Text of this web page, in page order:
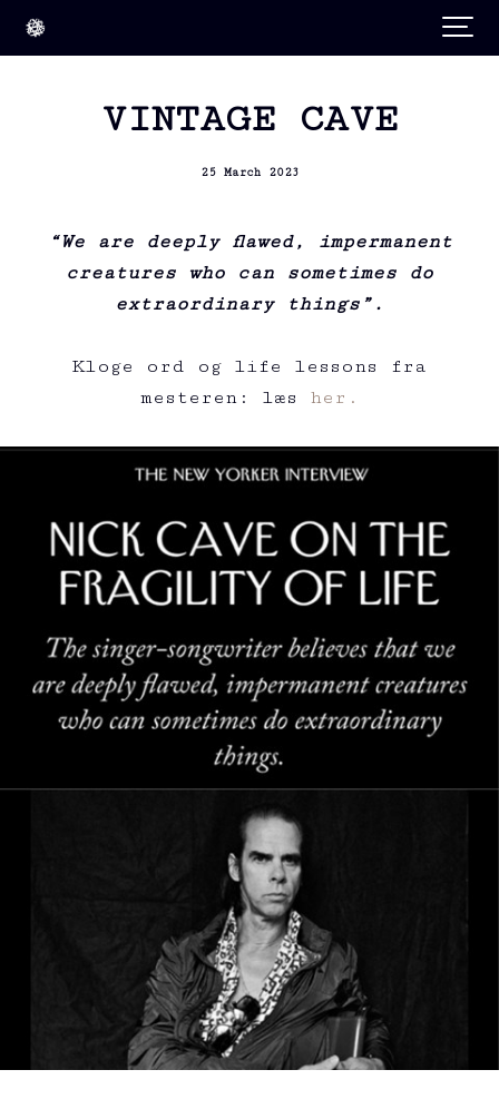
VINTAGE CAVE
25 March 2023
“We are deeply flawed, impermanent
creatures who can sometimes do
extraordinary things”.
Kloge ord og life lessons fra
mesteren: læs her.